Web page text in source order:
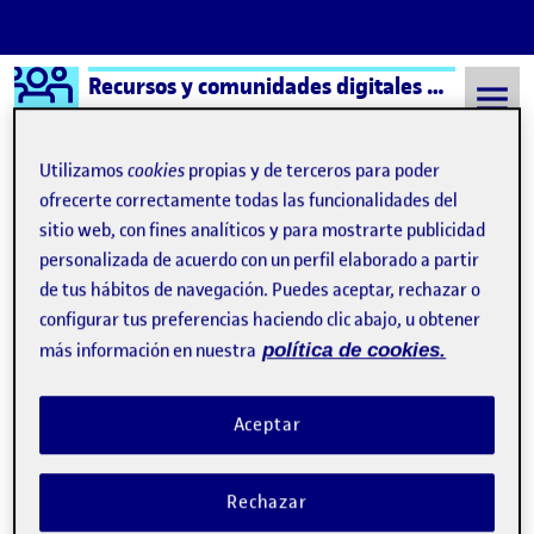
Saltar al contenido
Logo Ágora Recursos y comunidades digitales aula 1
Semestre 20212 - Aula 1 redes
redes
Lasredessociales ¿buenas o malas?
Publicado por
Elba Guerra López
Fecha de publicación
-comentario
Lasredessociales ¿buenas o malas? ¿nos ayudan o nos
perjudican? Debates presentes desde, casi, la creación de las
mismas Si hacemos una búsqueda rápida veremos que la
mayor parte de los usuarios están en contra del uso de lasredes
Utilizamoscookies propias y de terceros para poder
ofrecerte correctamente todas las funcionalidades del
sitio web, con fines analíticos y para mostrarte publicidad
personalizada de acuerdo con un perfil elaborado a partir
de tus hábitos de navegación. Puedes aceptar, rechazar o
configurar tus preferencias haciendo clic abajo, u obtener
más información en nuestra política de cookies.
Rechazar
Aceptar